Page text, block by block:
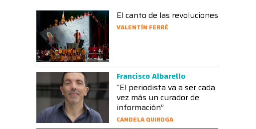
El canto de las revoluciones
VALENTÍN FERRÉ
Francisco Albarello
“El periodista va a ser cada
vez más un curador de
información”
CANDELA QUIROGA